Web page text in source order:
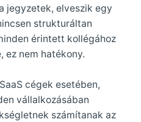
jegyzetek, elveszik egy
strukturáltan
érintett kollégához
ez nem hatékony.
cégek esetében,
vállalkozásában
számítanak az